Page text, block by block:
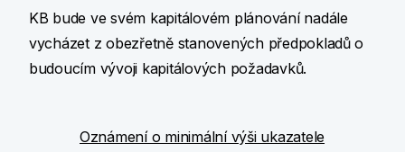
KB bude ve svém kapitálovém plánování nadále
vycházet z obezřetně stanovených předpokladů o
budoucím vývoji kapitálových požadavků.
Oznámení o minimální výši ukazatele